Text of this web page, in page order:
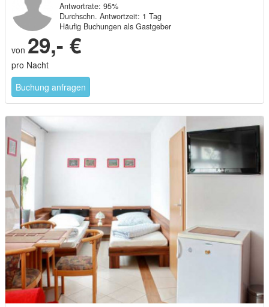
Antwortrate: 95%
Durchschn. Antwortzeit: 1 Tag
Häufig Buchungen als Gastgeber
von 29,- €
pro Nacht
Buchung anfragen